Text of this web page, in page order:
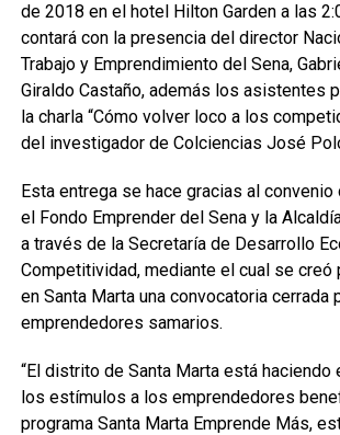
de 2018 en el hotel Hilton Garden a las
contará con la presencia del director
Trabajo y Emprendimiento del Sena,
Giraldo Castaño, además los asistentes
la charla “Cómo volver loco a los
del investigador de Colciencias José
Esta entrega se hace gracias al
el Fondo Emprender del Sena y la
a través de la Secretaría de Desarrollo
Competitividad, mediante el cual se creó
en Santa Marta una convocatoria cerrada
emprendedores samarios.
“El distrito de Santa Marta está haciendo
los estímulos a los emprendedores
programa Santa Marta Emprende Más,